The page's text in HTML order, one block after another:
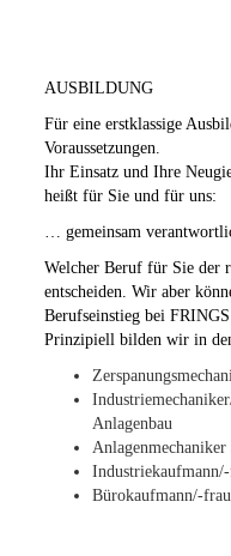
AUSBILDUNG
Für eine erstklassige
Voraussetzungen.
Ihr Einsatz und Ihre
heißt für Sie und für uns:
… gemeinsam
Welcher Beruf für Sie der
entscheiden. Wir aber
Berufseinstieg bei FRINGS
Prinzipiell bilden wir in
Anlagenbau
Bürokaufmann/-frau